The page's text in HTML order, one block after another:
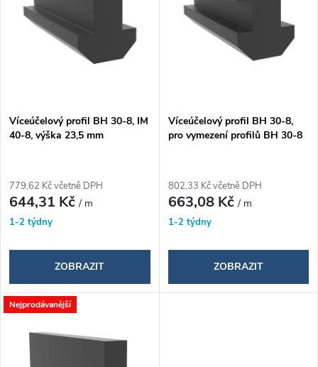
n
r
d
u
k
t
p
r
o
d
u
k
Víceúčelový profil BH 30-8, IM
40-8, výška 23,5 mm
779,62 Kč včetně DPH
644,31 Kč/ m
1-2 týdny
ZOBRAZIT
Víceúčelový profil BH 30-8,
pro vymezení profilů BH 30-8
802,33 Kč včetně DPH
663,08 Kč/ m
1-2 týdny
ZOBRAZIT
Nejprodávanější